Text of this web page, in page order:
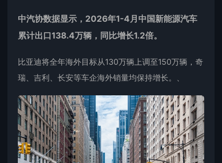
中汽协数据显示，2026年1-4月中国新能源汽车
累计出口138.4万辆，同比增长1.2倍。
比亚迪将全年海外目标从130万辆上调至150万辆，奇
瑞、吉利、长安等车企海外销量均保持增长。、